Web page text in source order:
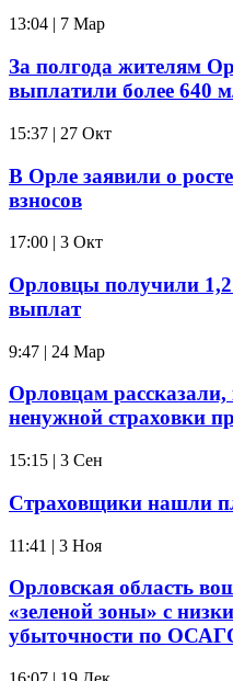
13:04 | 7 Мар
За полгода жителям
выплатили более 640
15:37 | 27 Окт
В Орле заявили о
взносов
17:00 | 3 Окт
Орловцы получили
выплат
9:47 | 24 Мар
Орловцам рассказали,
ненужной страховки
15:15 | 3 Сен
Страховщики нашли
11:41 | 3 Ноя
Орловская область
«зеленой зоны» с
убыточности по